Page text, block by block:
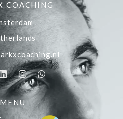
COACHING
MENU